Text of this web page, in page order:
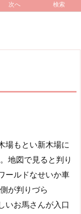
次へ 検索
場もとい新木場に
地図で見ると判り
ールドなせいか車
が判りづら
いお馬さんが入口